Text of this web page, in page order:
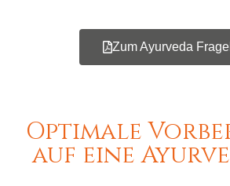
Zum Ayurveda
Optimale
auf eine